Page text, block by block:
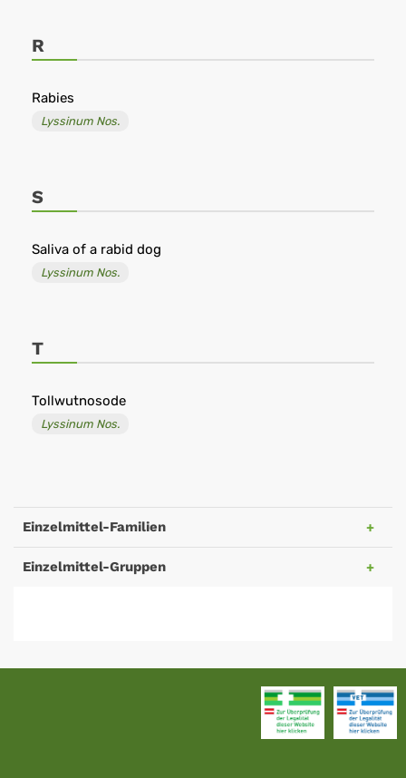
R
Rabies
Lyssinum Nos.
S
Saliva of a rabid dog
Lyssinum Nos.
T
Tollwutnosode
Lyssinum Nos.
Einzelmittel-Familien
Einzelmittel-Gruppen